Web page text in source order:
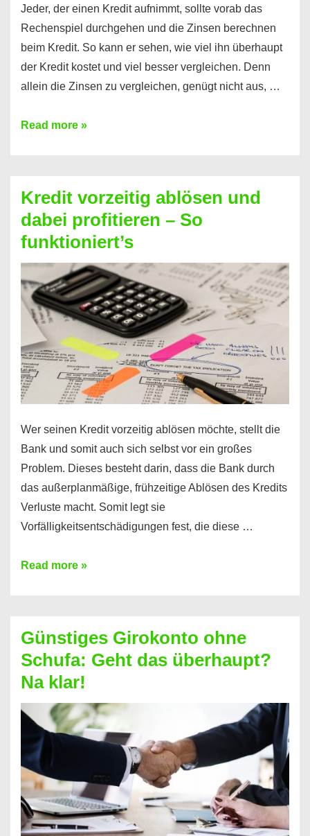
Jeder, der einen Kredit aufnimmt, sollte vorab das
Rechenspiel durchgehen und die Zinsen berechnen
beim Kredit. So kann er sehen, wie viel ihn überhaupt
der Kredit kostet und viel besser vergleichen. Denn
allein die Zinsen zu vergleichen, genügt nicht aus, …
Ganz
Kredit
berechnen
–
Mit
diesen
Regeln!
Read more »
Kredit vorzeitig ablösen und
dabei profitieren – So
funktioniert’s
Wer seinen Kredit vorzeitig ablösen möchte, stellt die
Bank und somit auch sich selbst vor ein großes
Problem. Dieses besteht darin, dass die Bank durch
das außerplanmäßige, frühzeitige Ablösen des Kredits
Verluste macht. Somit legt sie
Vorfälligkeitsentschädigungen fest, die diese …
Kredit
dabei
profitieren
–
So
funktioniert’s
Read more »
Günstiges Girokonto ohne
Schufa: Geht das überhaupt?
Na klar!